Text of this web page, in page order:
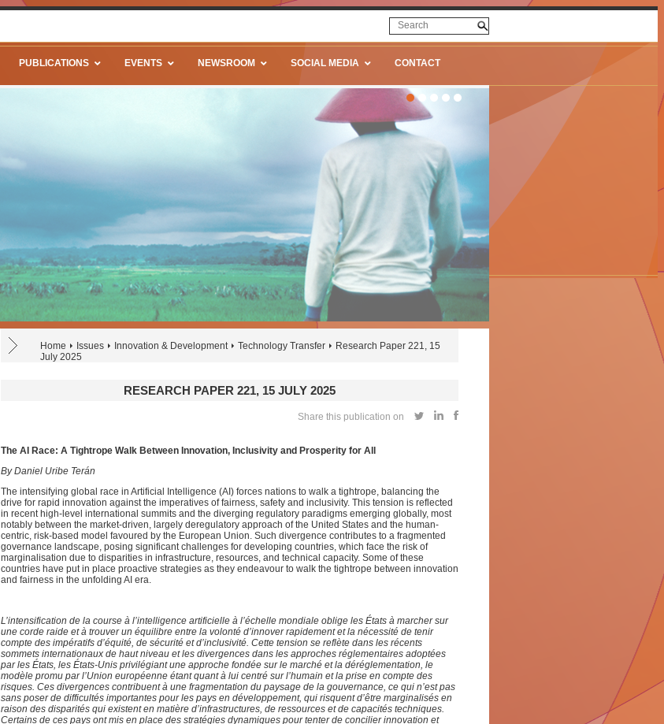
PUBLICATIONS EVENTS NEWSROOM SOCIAL MEDIA CONTACT
Home Issues Innovation & Development Technology Transfer
Research Paper 221, 15
July 2025
RESEARCH PAPER 221, 15 JULY 2025
Share this publication on
The AI Race: A Tightrope Walk Between Innovation, Inclusivity and Prosperity for All
By Daniel Uribe Terán
The intensifying global race in Artificial Intelligence (AI) forces nations to walk a tightrope, balancing the
drive for rapid innovation against the imperatives of fairness, safety and inclusivity. This tension is reflected
in recent high-level international summits and the diverging regulatory paradigms emerging globally, most
notably between the market-driven, largely deregulatory approach of the United States and the human-
centric, risk-based model favoured by the European Union. Such divergence contributes to a fragmented
governance landscape, posing significant challenges for developing countries, which face the risk of
marginalisation due to disparities in infrastructure, resources, and technical capacity. Some of these
countries have put in place proactive strategies as they endeavour to walk the tightrope between innovation
and fairness in the unfolding AI era.
L’intensification de la course à l’intelligence artificielle à l’échelle mondiale oblige les États à marcher sur
une corde raide et à trouver un équilibre entre la volonté d’innover rapidement et la nécessité de tenir
compte des impératifs d’équité, de sécurité et d’inclusivité. Cette tension se reflète dans les récents
sommets internationaux de haut niveau et les divergences dans les approches réglementaires adoptées
par les États, les États-Unis privilégiant une approche fondée sur le marché et la déréglementation, le
modèle promu par l’Union européenne étant quant à lui centré sur l’humain et la prise en compte des
risques. Ces divergences contribuent à une fragmentation du paysage de la gouvernance, ce qui n’est pas
sans poser de difficultés importantes pour les pays en développement, qui risquent d’être marginalisés en
raison des disparités qui existent en matière d’infrastructures, de ressources et de capacités techniques.
Certains de ces pays ont mis en place des stratégies dynamiques pour tenter de concilier innovation et